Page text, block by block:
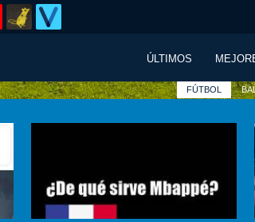
ÚLTIMOS
FÚTBOL